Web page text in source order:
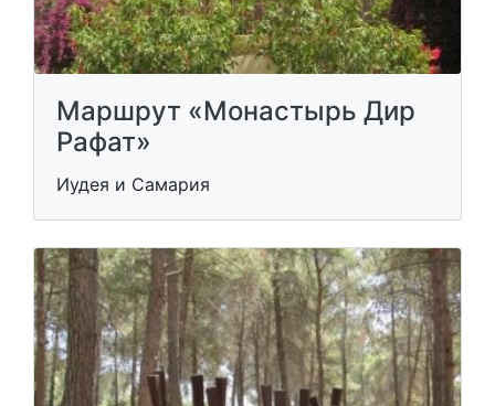
Маршрут «Монастырь Дир
Рафат»
Иудея и Самария